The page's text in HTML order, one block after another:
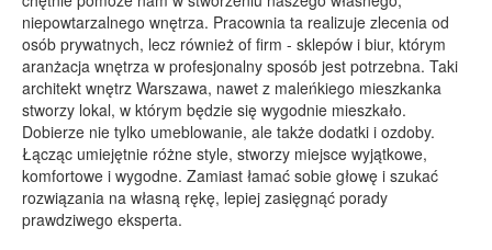
PRZYRZĄDY
Maszyny
Narzędzia
Przemysł Metalowy
PRZEWÓZ
Transport
niepowtarzalnego wnętrza. Pracownia ta realizuje zlecenia od
osób prywatnych, lecz również of firm - sklepów i biur, którym
aranżacja wnętrza w profesjonalny sposób jest potrzebna. Taki
architekt wnętrz Warszawa, nawet z maleńkiego mieszkanka
stworzy lokal, w którym będzie się wygodnie mieszkało.
Dobierze nie tylko umeblowanie, ale także dodatki i ozdoby.
Łącząc umiejętnie różne style, stworzy miejsce wyjątkowe,
komfortowe i wygodne. Zamiast łamać sobie głowę i szukać
rozwiązania na własną rękę, lepiej zasięgnąć porady
prawdziwego eksperta.